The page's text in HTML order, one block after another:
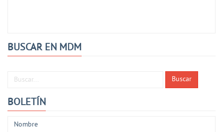
BUSCAR EN MDM
Buscar... Buscar
BOLETÍN